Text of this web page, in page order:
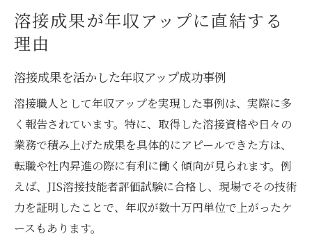
は
溶接成果を明確化することで収入が伸びる
キャリア形成で活かす溶接の実力
溶接成果を活かしたキャリアパスの作り方
溶接コンクールの経験がキャリア形成に役
立つ理由
実力が評価される溶接分野の選び方と注意
点
全国溶接技術競技会参加がもたらす成長機
会
溶接成果が年収アップに直結する
理由
溶接成果を活かした年収アップ成功事例
溶接職人として年収アップを実現した事例は、実際に多
く報告されています。特に、取得した溶接資格や日々の
業務で積み上げた成果を具体的にアピールできた方は、
転職や社内昇進の際に有利に働く傾向が見られます。例
えば、JIS溶接技能者評価試験に合格し、現場でその技術
力を証明したことで、年収が数十万円単位で上がったケ
ースもあります。